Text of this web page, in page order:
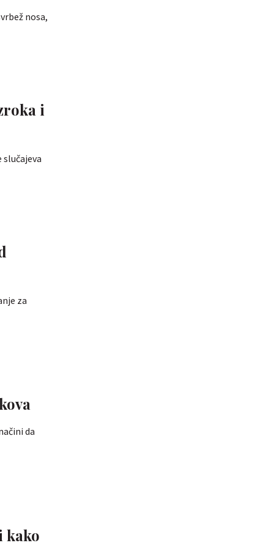
nosa,
i
za
da
kako